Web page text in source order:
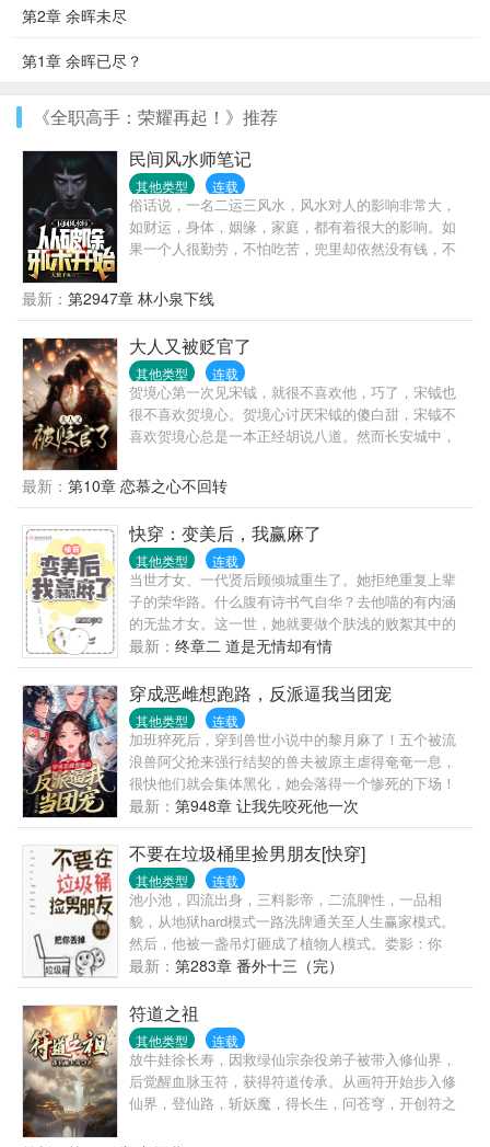
第2章 余晖未尽
第1章 余晖已尽？
《全职高手：荣耀再起！》推荐
民间风水师笔记
其他类型 连载
俗话说，一名二运三风水，风水对人的影响非常大，
如财运，身体，姻缘，家庭，都有着很大的影响。如
果一个人很勤劳，不怕吃苦，兜里却依然没有钱，不
运，想不想暴富，想的话，就翻开第一页继续往下
看……
最新： 第2947章 林小泉下线
大人又被贬官了
其他类型 连载
贺境心第一次见宋钺，就很不喜欢他，巧了，宋钺也
很不喜欢贺境心。贺境心讨厌宋钺的傻白甜，宋钺不
喜欢贺境心总是一本正经胡说八道。然而长安城中，
为这就是个意外——然而之后，贺境心陪着宋钺，一
路被贬出长安城。从洛阳，到青州，再到并州，之后
是岭南，最后一路被贬到大晋最远最荒芜的地方。从
女相师到大理寺卿从冷板凳状元郎到一朝首辅你是我
肆意行走的后盾我是你大杀四方的刀阅读提醒：1本文
女主推理2男主才能非推理向，读书科举学的不是推理
断案，要看男主大杀四方，女主只是男主工具人的这
本书不适合你3文案写了女主最后是大理寺卿，男主和
女主事业线不同，彼此成就。
最新： 第10章 恋慕之心不回转
快穿：变美后，我赢麻了
其他类型 连载
当世才女、一代贤后顾倾城重生了。她拒绝重复上辈
子的荣华路。什么腹有诗书气自华？去他喵的有内涵
的无盐才女。这一世，她就要做个肤浅的败絮其中的
大、美、人！————————顾倾城：我美吗？智
商换的！顾倾城：我美吗？健康换的！顾倾城：我美
吗？人品换...
最新： 终章二 道是无情却有情
穿成恶雌想跑路，反派逼我当团宠
其他类型 连载
加班猝死后，穿到兽世小说中的黎月麻了！五个被流
浪兽阿父抢来强行结契的兽夫被原主虐得奄奄一息，
很快他们就会集体黑化，她会落得一个惨死的下场！
她连夜想好计划，打算找战力天花板阿父投奔、跟反
派们滴血解契划清界限！她利用随身空间，忙着攒兽
晶，种植物，搞生存时，几个反派兽夫看她的目光越
来越不对劲。桀骜剧毒白蛇用蛇尾缠住她，目光深
情：月月，我活着的一天休想和我解契。貌美人鱼搂
上她的腰，嗓音蛊惑：我唱歌给你听，不要抛弃我。
黑鬃毛雄狮低下头颅，蹭她的脸：黎月，只要你不离
开我，我都命都给你。妩媚赤狐缠上她，吐气如兰：
你之前对我做的，我要加倍从你身上讨回来。清冷祭
司仙鹤俯身看她：我不管你是谁，来自哪里，只有你
是我唯一的雌主。黎月：诶？你们不是因为强行结契
而恨我吗？都要解契了，怎么又不愿意了？
最新： 第948章 让我先咬死他一次
不要在垃圾桶里捡男朋友[快穿]
其他类型 连载
池小池，四流出身，三料影帝，二流脾性，一品相
貌，从地狱hard模式一路洗牌通关至人生赢家模式。
然后，他被一盏吊灯砸成了植物人模式。娄影：你
好，渣攻回收系统了解一下。本系统以渣攻的悔意值
为计量单位，每积攒一百悔意值即可脱离当前世界。
友情提示一下，我们的员工在工作中一般是通过自我
奉献与牺牲，培养渣攻的依赖性，一步步让渣攻离不
开……池小池：哦。身败名裂算多少后悔值？跌落神
坛算多少后悔值？求而不得算多少后悔值？娄影：
……1、1v1,he,绅士温柔忠犬攻x皮这一下很开心受。
攻是系统，不切片，虐渣的归虐渣，恋爱的归恋爱；
最新： 第283章 番外十三（完）
符道之祖
其他类型 连载
放牛娃徐长寿，因救绿仙宗杂役弟子被带入修仙界，
后觉醒血脉玉符，获得符道传承。从画符开始步入修
仙界，登仙路，斩妖魔，得长生，问苍穹，开创符之